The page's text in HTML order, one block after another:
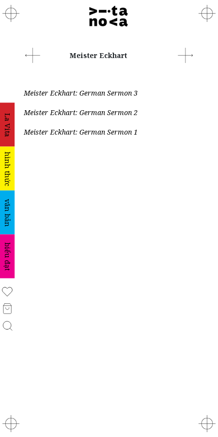
La Vita
hình thức
văn bản
biểu đạt
Meister Eckhart
Meister Eckhart: German Sermon 3
Meister Eckhart: German Sermon 2
Meister Eckhart: German Sermon 1